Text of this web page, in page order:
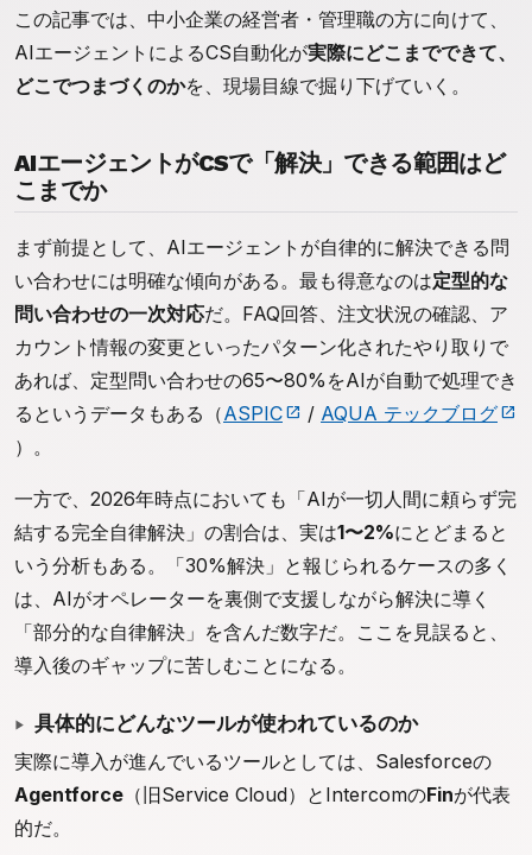
この記事では、中小企業の経営者・管理職の方に向けて、
AIエージェントによるCS自動化が実際にどこまでできて、
どこでつまづくのかを、現場目線で掘り下げていく。
AIエージェントがCSで「解決」できる範囲はど
こまでか
まず前提として、AIエージェントが自律的に解決できる問
い合わせには明確な傾向がある。最も得意なのは定型的な
問い合わせの一次対応だ。FAQ回答、注文状況の確認、ア
カウント情報の変更といったパターン化されたやり取りで
あれば、定型問い合わせの65〜80%をAIが自動で処理でき
るというデータもある（ASPIC / AQUA テックブログ
）。
一方で、2026年時点においても「AIが一切人間に頼らず完
結する完全自律解決」の割合は、実は1〜2%にとどまると
いう分析もある。「30%解決」と報じられるケースの多く
は、AIがオペレーターを裏側で支援しながら解決に導く
「部分的な自律解決」を含んだ数字だ。ここを見誤ると、
導入後のギャップに苦しむことになる。
具体的にどんなツールが使われているのか
実際に導入が進んでいるツールとしては、Salesforceの
Agentforce （旧Service Cloud）とIntercomのFinが代表
的だ。